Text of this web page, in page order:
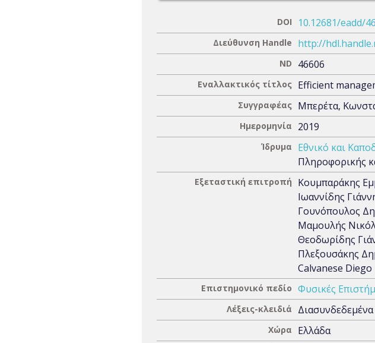
DOI 10.12681/eadd/
Διεύθυνση Handle http://
ND 46606
Εναλλακτικός τίτλος Efficient
Συγγραφέας Μπερέτα,
Ημερομηνία 2019
Ίδρυμα Εθνικό και
Πληροφορικής
Εξεταστική επιτροπή
Κουμπαράκης
Ιωαννίδης
Γουνόπουλος
Μαμουλής
Θεοδωρίδης
Πλεξουσάκης
Calvanese Diego
Επιστημονικό πεδίο Φυσικές
Λέξεις-κλειδιά
Χώρα Ελλάδα